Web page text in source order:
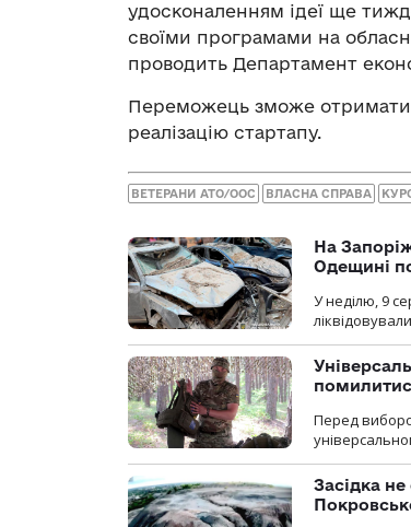
удосконаленням ідеї ще
своїми програмами на
проводить Департамент
Переможець зможе отримати
реалізацію стартапу.
ВЕТЕРАНИ АТО/ООС ВЛАСНА СПРАВА
На
Одещині
У неділю, 9
Перед
Засідка